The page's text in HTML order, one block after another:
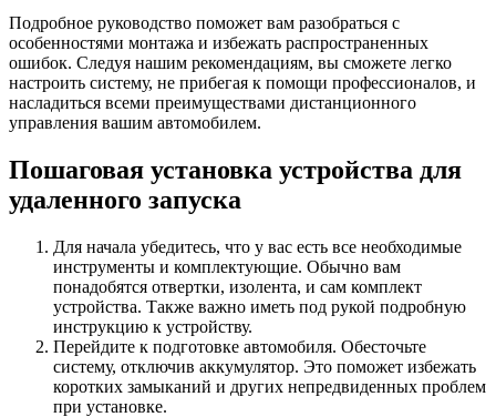
Подробное руководство поможет вам разобраться с
особенностями монтажа и избежать распространенных
ошибок. Следуя нашим рекомендациям, вы сможете легко
настроить систему, не прибегая к помощи профессионалов, и
насладиться всеми преимуществами дистанционного
управления вашим автомобилем.
Пошаговая установка устройства для
удаленного запуска
Для начала убедитесь, что у вас есть все необходимые
инструменты и комплектующие. Обычно вам
понадобятся отвертки, изолента, и сам комплект
устройства. Также важно иметь под рукой подробную
инструкцию к устройству.
Перейдите к подготовке автомобиля. Обесточьте
систему, отключив аккумулятор. Это поможет избежать
коротких замыканий и других непредвиденных проблем
при установке.